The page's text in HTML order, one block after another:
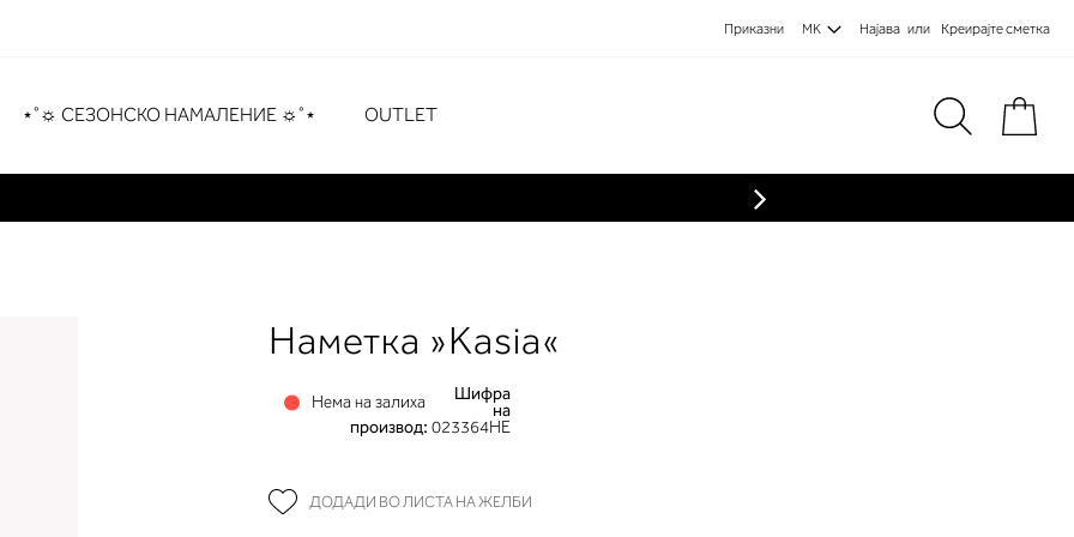
Приказни MK Најава Креирајте сметка
⋆˚☼ СЕЗОНСКО НАМАЛЕНИЕ ☼˚⋆ OUTLET
Наметка »Kasia«
Нема на залиха
Шифра
на
производ: 023364HE
ДОДАДИ ВО ЛИСТА НА ЖЕЛБИ